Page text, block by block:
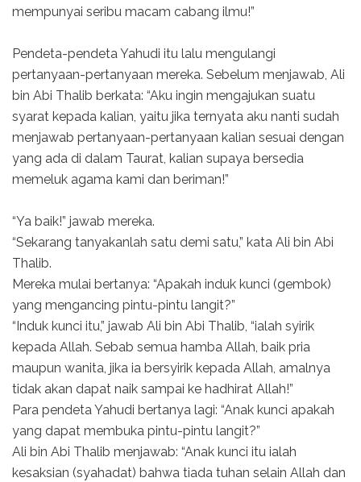
mempunyai seribu macam cabang ilmu!”
Pendeta-pendeta Yahudi itu lalu mengulangi
pertanyaan-pertanyaan mereka. Sebelum menjawab, Ali
bin Abi Thalib berkata: “Aku ingin mengajukan suatu
syarat kepada kalian, yaitu jika ternyata aku nanti sudah
menjawab pertanyaan-pertanyaan kalian sesuai dengan
yang ada di dalam Taurat, kalian supaya bersedia
memeluk agama kami dan beriman!”
“Ya baik!” jawab mereka.
“Sekarang tanyakanlah satu demi satu,” kata Ali bin Abi
Thalib.
Mereka mulai bertanya: “Apakah induk kunci (gembok)
yang mengancing pintu-pintu langit?”
“Induk kunci itu,” jawab Ali bin Abi Thalib, “ialah syirik
kepada Allah. Sebab semua hamba Allah, baik pria
maupun wanita, jika ia bersyirik kepada Allah, amalnya
tidak akan dapat naik sampai ke hadhirat Allah!”
Para pendeta Yahudi bertanya lagi: “Anak kunci apakah
yang dapat membuka pintu-pintu langit?”
Ali bin Abi Thalib menjawab: “Anak kunci itu ialah
kesaksian (syahadat) bahwa tiada tuhan selain Allah dan